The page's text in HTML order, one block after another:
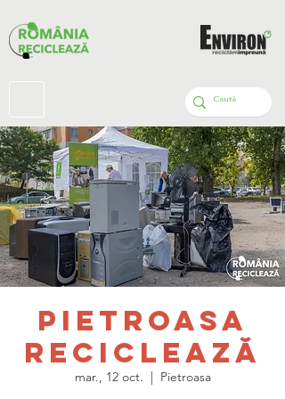
Pietroasa
Reciclează
mar., 12 oct.
  |
Pietroasa